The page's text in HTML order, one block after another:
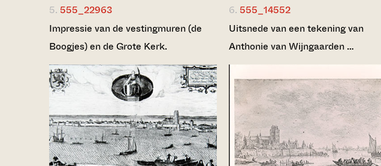
5. 555_22963
Impressie van de vestingmuren (de
Boogjes) en de Grote Kerk.
6. 555_14552
Uitsnede van een tekening van
Anthonie van Wijngaarden …